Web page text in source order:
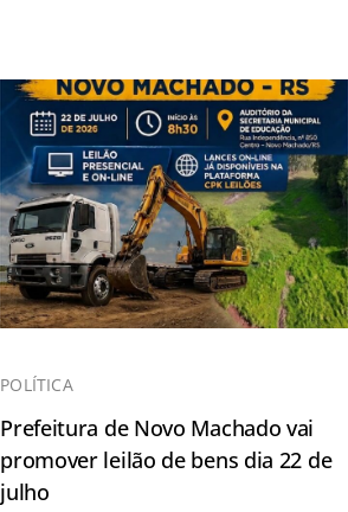
POLÍTICA
Prefeitura de Novo Machado vai
promover leilão de bens dia 22 de
julho